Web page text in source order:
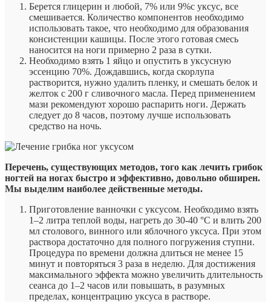
Берется глицерин и любой, 7% или 9%с уксус, все
смешивается. Количество компонентов необходимо
использовать такое, что необходимо для образования
консистенции кашицы. После этого готовая смесь
наносится на ноги примерно 2 раза в сутки.
Необходимо взять 1 яйцо и опустить в уксусную
эссенцию 70%. Дождавшись, когда скорлупа
растворится, нужно удалить пленку, и смешать белок и
желток с 200 г сливочного масла. Перед применением
мази рекомендуют хорошо распарить ноги. Держать
следует до 8 часов, поэтому лучше использовать
средство на ночь.
Перечень, существующих методов, того как лечить грибок
ногтей на ногах быстро и эффективно, довольно обширен.
Мы выделим наиболее действенные методы.
Приготовление ванночки с уксусом. Необходимо взять
1–2 литра теплой воды, нагреть до 30-40 °C и влить 200
мл столового, винного или яблочного уксуса. При этом
раствора достаточно для полного погружения ступни.
Процедура по времени должна длиться не менее 15
минут и повторяться 3 раза в неделю. Для достижения
максимального эффекта можно увеличить длительность
сеанса до 1–2 часов или повышать, в разумных
пределах, концентрацию уксуса в растворе.